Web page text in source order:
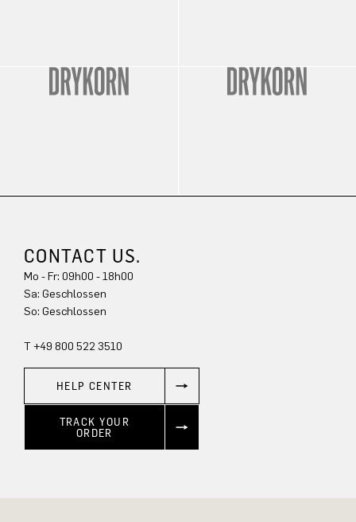
CONTACT US.
Mo - Fr: 09h00 - 18h00
Sa: Geschlossen
So: Geschlossen
T +49 800 522 3510
HELP CENTER
TRACK YOUR
ORDER